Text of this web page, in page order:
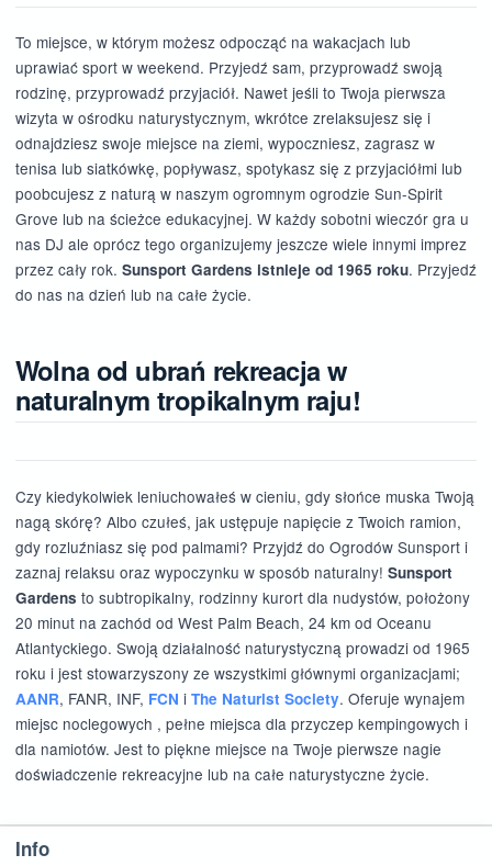
To miejsce, w którym możesz odpocząć na wakacjach lub
uprawiać sport w weekend. Przyjedź sam, przyprowadź swoją
rodzinę, przyprowadź przyjaciół. Nawet jeśli to Twoja pierwsza
wizyta w ośrodku naturystycznym, wkrótce zrelaksujesz się i
odnajdziesz swoje miejsce na ziemi, wypoczniesz, zagrasz w
tenisa lub siatkówkę, popływasz, spotykasz się z przyjaciółmi lub
poobcujesz z naturą w naszym ogromnym ogrodzie Sun-Spirit
Grove lub na ścieżce edukacyjnej. W każdy sobotni wieczór gra u
nas DJ ale oprócz tego organizujemy jeszcze wiele innymi imprez
przez cały rok. Sunsport Gardens istnieje od 1965 roku. Przyjedź
do nas na dzień lub na całe życie.
Wolna od ubrań rekreacja w
naturalnym tropikalnym raju!
Czy kiedykolwiek leniuchowałeś w cieniu, gdy słońce muska Twoją
nagą skórę? Albo czułeś, jak ustępuje napięcie z Twoich ramion,
gdy rozluźniasz się pod palmami? Przyjdź do Ogrodów Sunsport i
zaznaj relaksu oraz wypoczynku w sposób naturalny! Sunsport
Gardens to subtropikalny, rodzinny kurort dla nudystów, położony
20 minut na zachód od West Palm Beach, 24 km od Oceanu
Atlantyckiego. Swoją działalność naturystyczną prowadzi od 1965
roku i jest stowarzyszony ze wszystkimi głównymi organizacjami;
AANR, FANR, INF, FCN i The Naturist Society. Oferuje wynajem
miejsc noclegowych , pełne miejsca dla przyczep kempingowych i
dla namiotów. Jest to piękne miejsce na Twoje pierwsze nagie
doświadczenie rekreacyjne lub na całe naturystyczne życie.
Info